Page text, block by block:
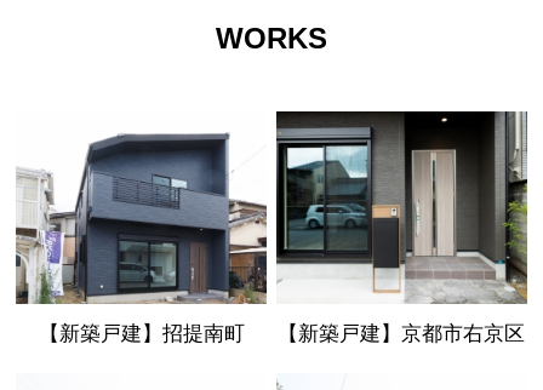
WORKS
【新築戸建】招提南町 【新築戸建】京都市右京区